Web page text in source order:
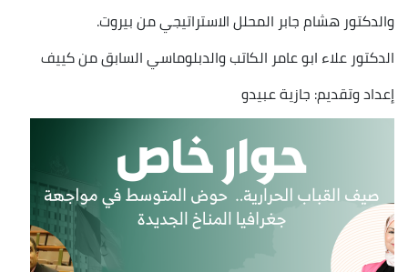
والدكتور هشام جابر المحلل الاستراتيجي من بيروت.
الدكتور علاء ابو عامر الكاتب والدبلوماسي السابق من كييف
إعداد وتقديم: جازية عبيدو